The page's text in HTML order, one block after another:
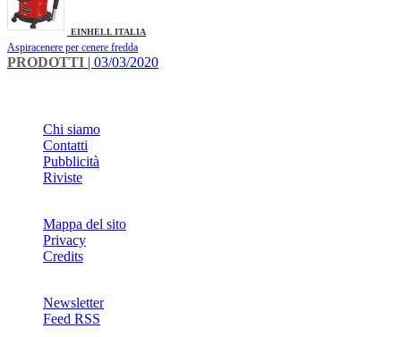
EINHELL ITALIA
Aspiracenere per cenere fredda
PRODOTTI | 03/03/2020
Chi siamo
Contatti
Pubblicità
Riviste
Mappa del sito
Privacy
Credits
Newsletter
Feed RSS